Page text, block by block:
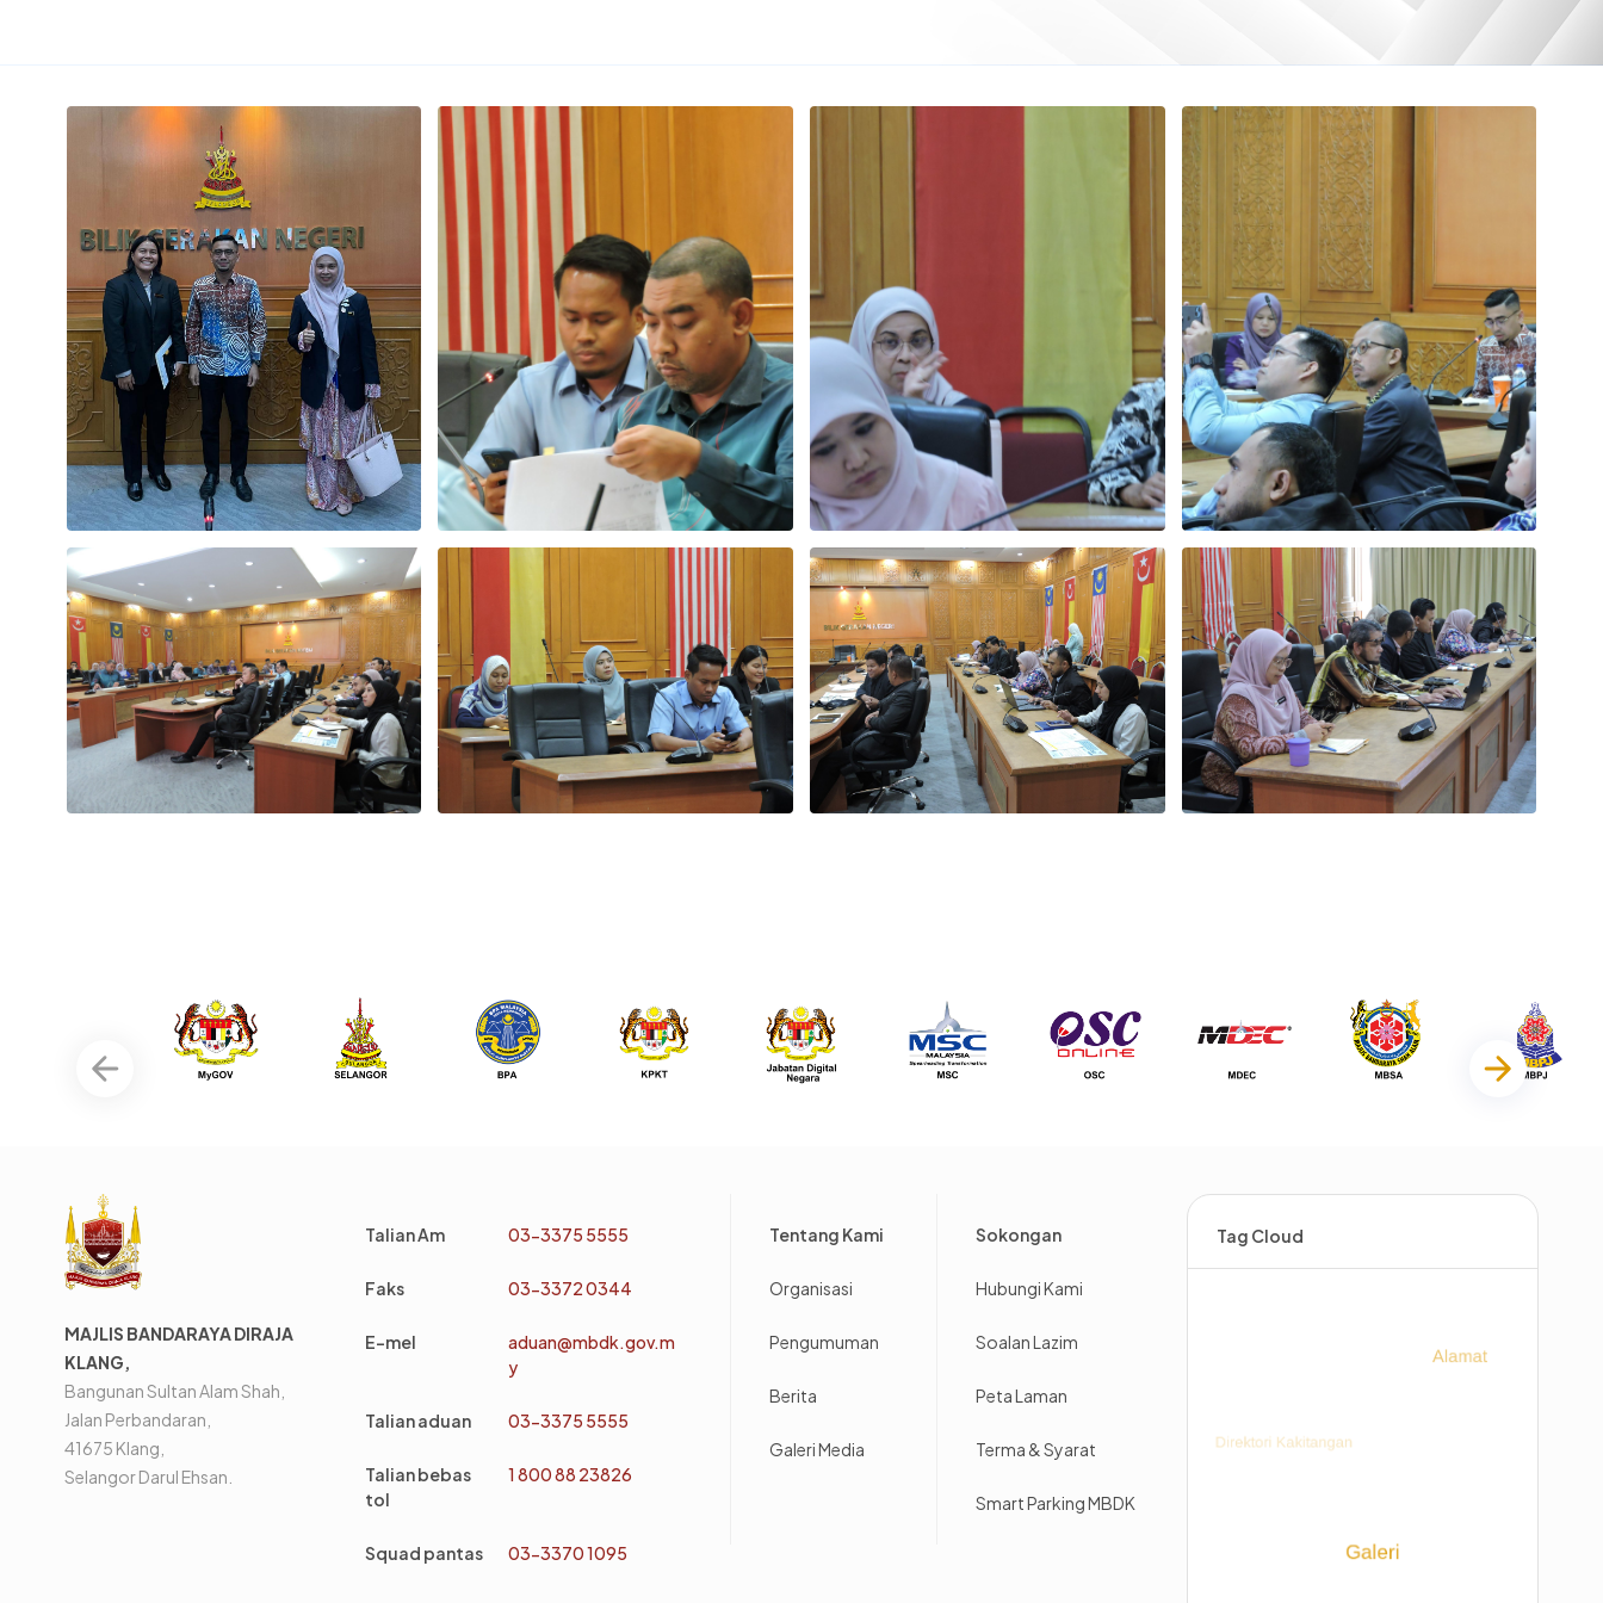
MAJLIS BANDARAYA DIRAJA
KLANG,
Bangunan Sultan Alam Shah,
Jalan Perbandaran,
41675 Klang,
Selangor Darul Ehsan.
Talian Am 03-3375 5555
Faks 03-3372 0344
E-mel
aduan@mbdk.gov.m
y
Talian aduan 03-3375 5555
Talian bebas
tol
1 800 88 23826
Squad pantas 03-3370 1095
Tentang Kami
Organisasi
Pengumuman
Berita
Galeri Media
Sokongan
Hubungi Kami
Soalan Lazim
Peta Laman
Terma & Syarat
Smart Parking MBDK
Tag Cloud